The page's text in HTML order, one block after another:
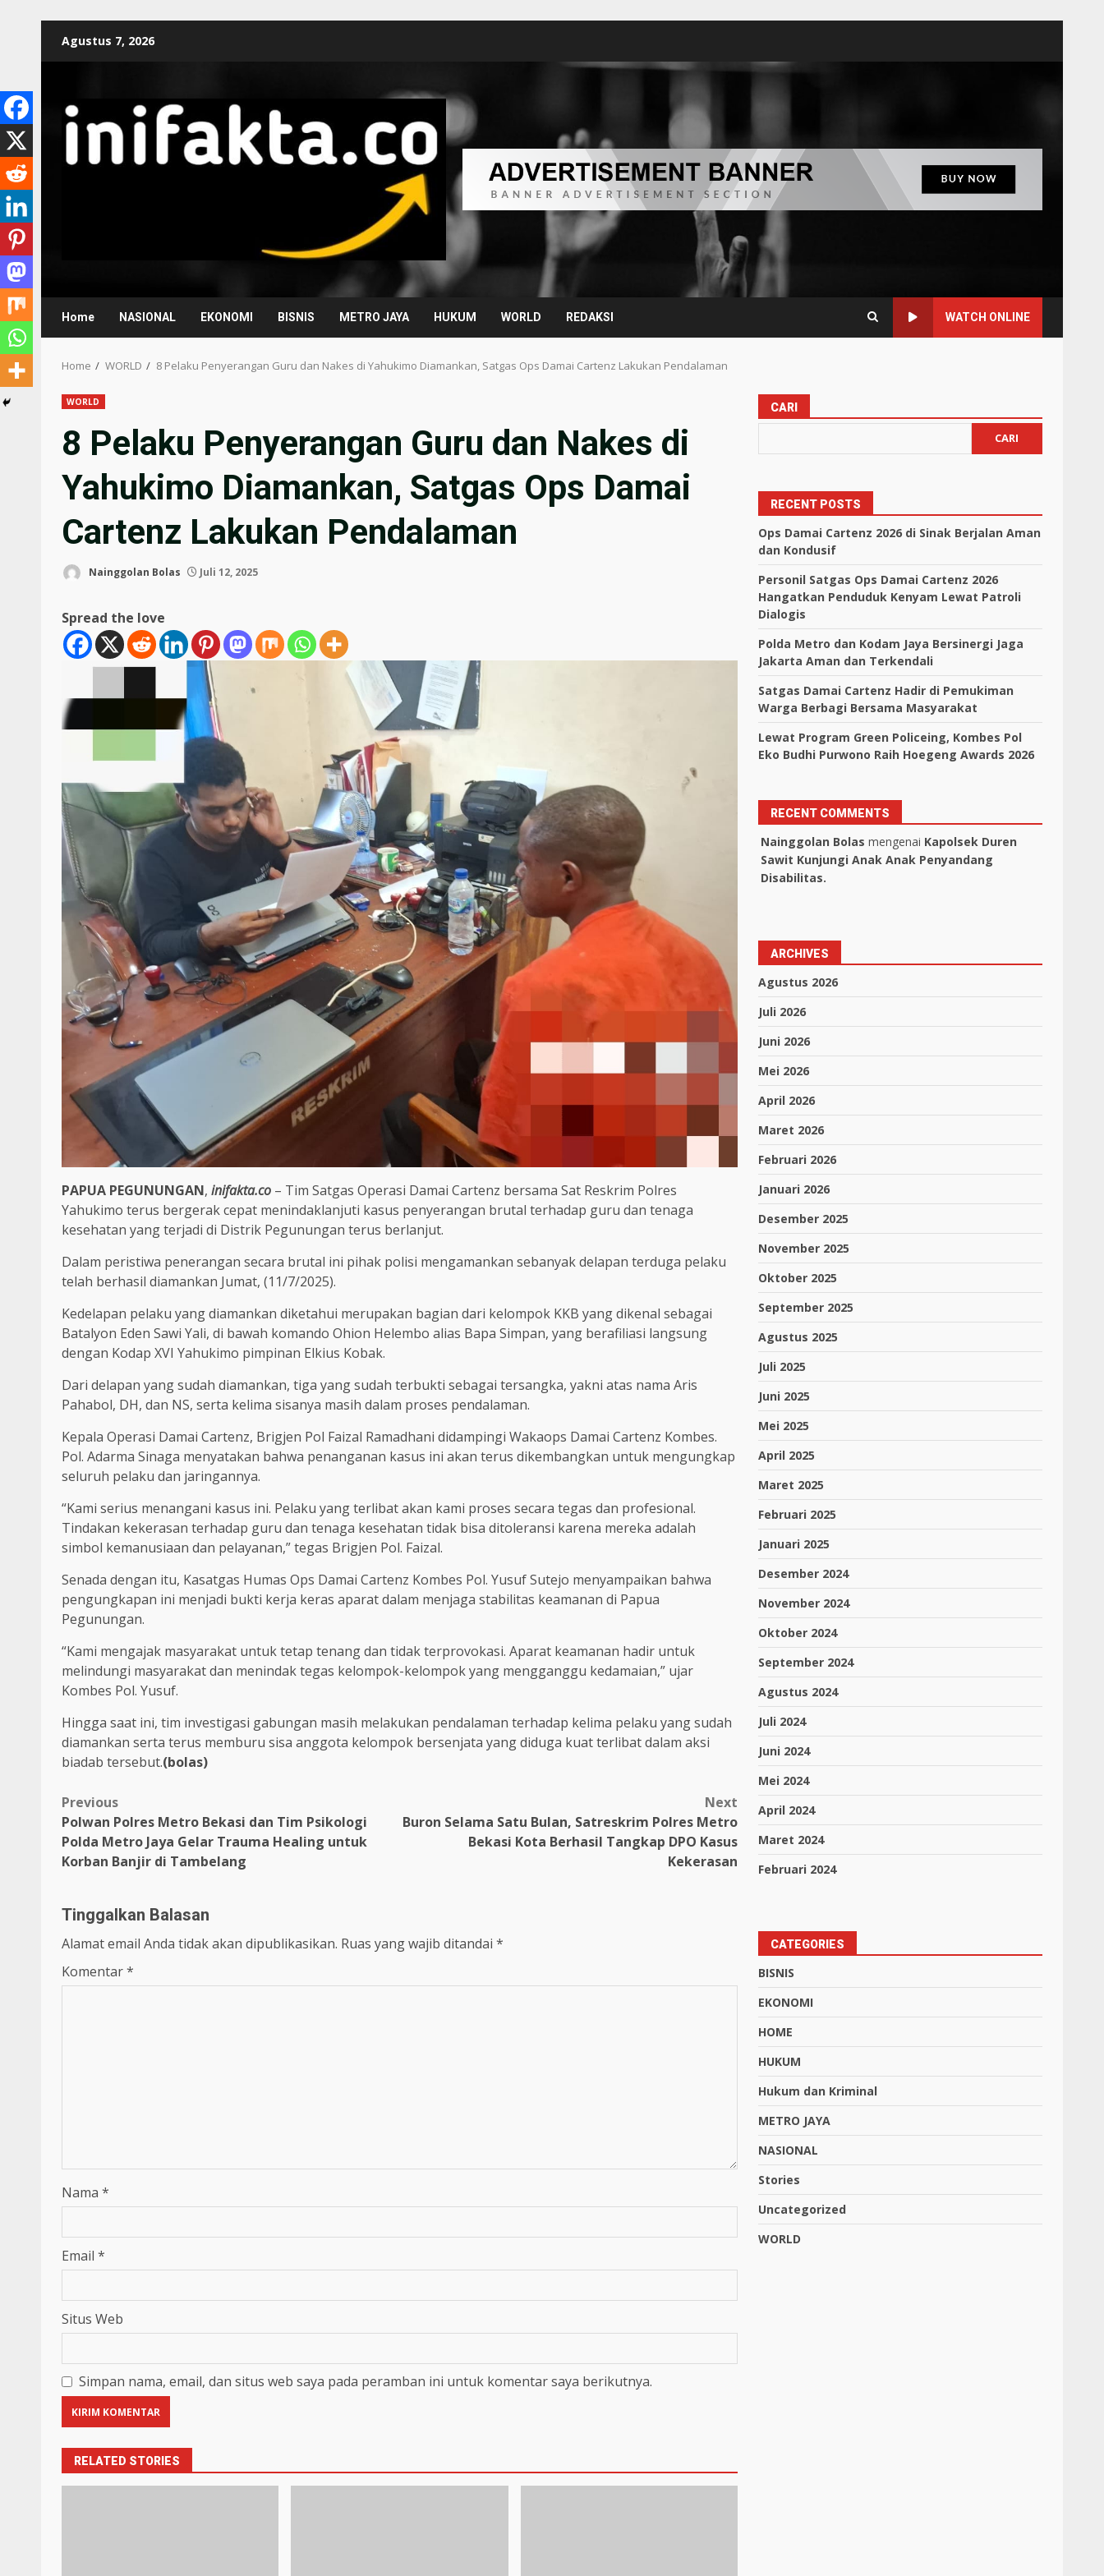
Agustus 7, 2026
Home NASIONAL EKONOMI BISNIS METRO JAYA HUKUM WORLD REDAKSI WATCH ONLINE
Home WORLD 8 Pelaku Penyerangan Guru dan Nakes di Yahukimo Diamankan, Satgas Ops Damai Cartenz Lakukan Pendalaman
WORLD
8 Pelaku Penyerangan Guru dan Nakes di
Yahukimo Diamankan, Satgas Ops Damai
Cartenz Lakukan Pendalaman
Nainggolan Bolas Juli 12, 2025
Spread the love
PAPUA PEGUNUNGAN, inifakta.co – Tim Satgas Operasi Damai Cartenz bersama Sat Reskrim Polres
Yahukimo terus bergerak cepat menindaklanjuti kasus penyerangan brutal terhadap guru dan tenaga
kesehatan yang terjadi di Distrik Pegunungan terus berlanjut.
Dalam peristiwa penerangan secara brutal ini pihak polisi mengamankan sebanyak delapan terduga pelaku
telah berhasil diamankan Jumat, (11/7/2025).
Kedelapan pelaku yang diamankan diketahui merupakan bagian dari kelompok KKB yang dikenal sebagai
Batalyon Eden Sawi Yali, di bawah komando Ohion Helembo alias Bapa Simpan, yang berafiliasi langsung
dengan Kodap XVI Yahukimo pimpinan Elkius Kobak.
Dari delapan yang sudah diamankan, tiga yang sudah terbukti sebagai tersangka, yakni atas nama Aris
Pahabol, DH, dan NS, serta kelima sisanya masih dalam proses pendalaman.
Kepala Operasi Damai Cartenz, Brigjen Pol Faizal Ramadhani didampingi Wakaops Damai Cartenz Kombes.
Pol. Adarma Sinaga menyatakan bahwa penanganan kasus ini akan terus dikembangkan untuk mengungkap
seluruh pelaku dan jaringannya.
“Kami serius menangani kasus ini. Pelaku yang terlibat akan kami proses secara tegas dan profesional.
Tindakan kekerasan terhadap guru dan tenaga kesehatan tidak bisa ditoleransi karena mereka adalah
simbol kemanusiaan dan pelayanan,” tegas Brigjen Pol. Faizal.
Senada dengan itu, Kasatgas Humas Ops Damai Cartenz Kombes Pol. Yusuf Sutejo menyampaikan bahwa
pengungkapan ini menjadi bukti kerja keras aparat dalam menjaga stabilitas keamanan di Papua
Pegunungan.
“Kami mengajak masyarakat untuk tetap tenang dan tidak terprovokasi. Aparat keamanan hadir untuk
melindungi masyarakat dan menindak tegas kelompok-kelompok yang mengganggu kedamaian,” ujar
Kombes Pol. Yusuf.
Hingga saat ini, tim investigasi gabungan masih melakukan pendalaman terhadap kelima pelaku yang sudah
diamankan serta terus memburu sisa anggota kelompok bersenjata yang diduga kuat terlibat dalam aksi
biadab tersebut.(bolas)
Previous
Polwan Polres Metro Bekasi dan Tim Psikologi
Polda Metro Jaya Gelar Trauma Healing untuk
Korban Banjir di Tambelang
Next
Buron Selama Satu Bulan, Satreskrim Polres Metro
Bekasi Kota Berhasil Tangkap DPO Kasus
Kekerasan
Tinggalkan Balasan
Alamat email Anda tidak akan dipublikasikan. Ruas yang wajib ditandai *
Komentar*
Nama *
Email *
Situs Web
Simpan nama, email, dan situs web saya pada peramban ini untuk komentar saya berikutnya.
RELATED STORIES
CARI
CARI
RECENT POSTS
Ops Damai Cartenz 2026 di Sinak Berjalan Aman
dan Kondusif
Personil Satgas Ops Damai Cartenz 2026
Hangatkan Penduduk Kenyam Lewat Patroli
Dialogis
Polda Metro dan Kodam Jaya Bersinergi Jaga
Jakarta Aman dan Terkendali
Satgas Damai Cartenz Hadir di Pemukiman
Warga Berbagi Bersama Masyarakat
Lewat Program Green Policeing, Kombes Pol
Eko Budhi Purwono Raih Hoegeng Awards 2026
RECENT COMMENTS
Nainggolan Bolas mengenai Kapolsek Duren
Sawit Kunjungi Anak Anak Penyandang
Disabilitas.
ARCHIVES
Agustus 2026
Juli 2026
Juni 2026
Mei 2026
April 2026
Maret 2026
Februari 2026
Januari 2026
Desember 2025
November 2025
Oktober 2025
September 2025
Agustus 2025
Juli 2025
Juni 2025
Mei 2025
April 2025
Maret 2025
Februari 2025
Januari 2025
Desember 2024
November 2024
Oktober 2024
September 2024
Agustus 2024
Juli 2024
Juni 2024
Mei 2024
April 2024
Maret 2024
Februari 2024
CATEGORIES
BISNIS
EKONOMI
HOME
HUKUM
Hukum dan Kriminal
METRO JAYA
NASIONAL
Stories
Uncategorized
WORLD